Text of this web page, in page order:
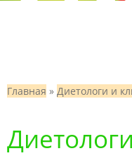
Главная » Диетологи и